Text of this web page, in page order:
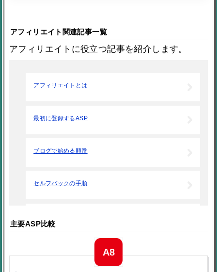
アフィリエイト関連記事一覧
アフィリエイトに役立つ記事を紹介します。
アフィリエイトとは
最初に登録するASP
ブログで始める順番
セルフバックの手順
アフィリエイトの特徴・魅力
主要ASP比較